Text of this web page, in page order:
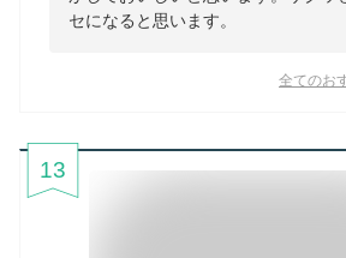
セになると思います。
全てのお
13